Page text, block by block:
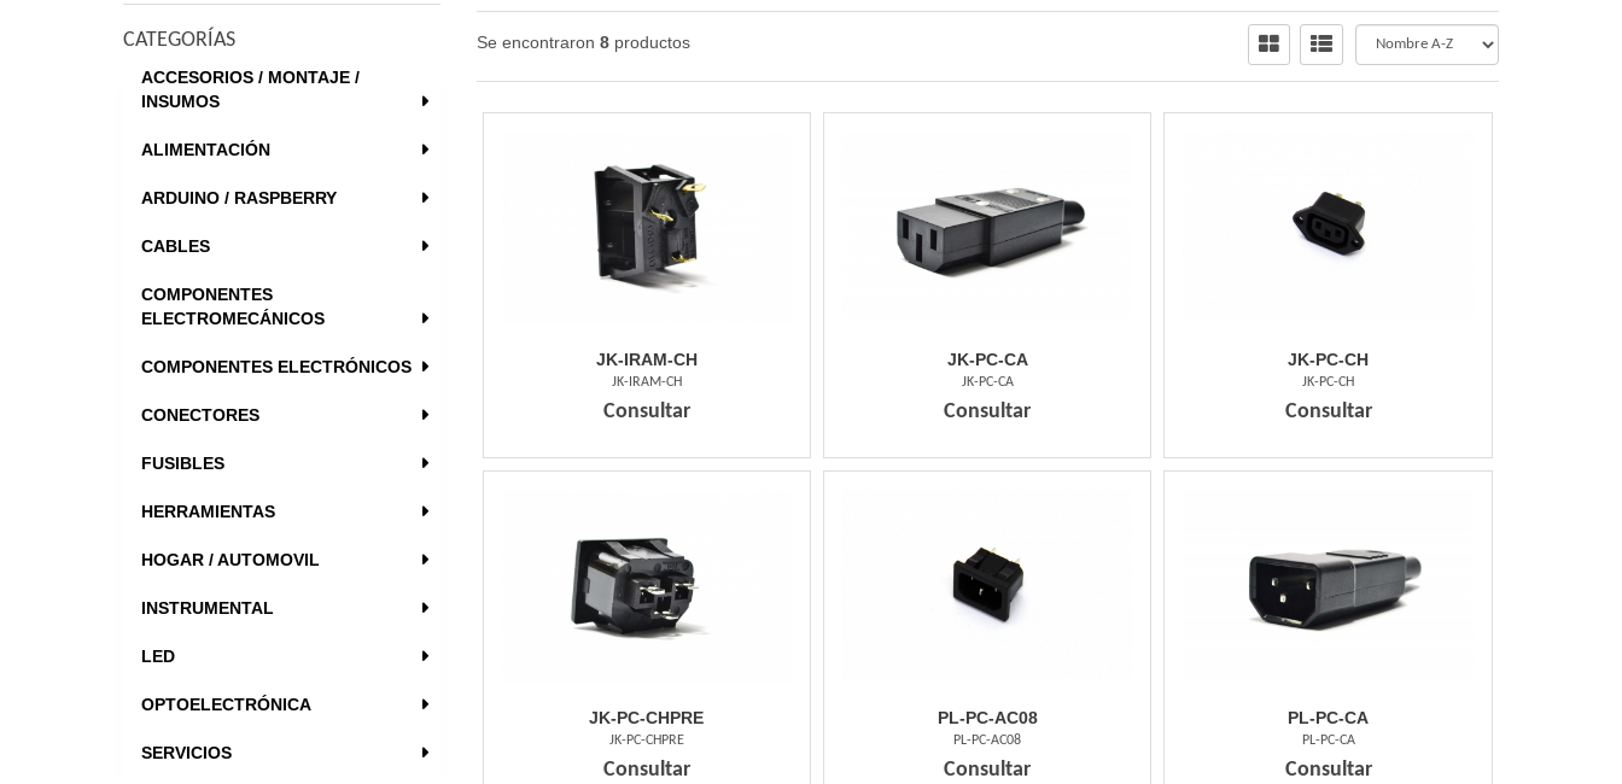
CATEGORÍAS
ACCESORIOS / MONTAJE /
INSUMOS
ALIMENTACIÓN
ARDUINO / RASPBERRY
CABLES
COMPONENTES
ELECTROMECÁNICOS
COMPONENTES ELECTRÓNICOS
CONECTORES
FUSIBLES
HERRAMIENTAS
HOGAR / AUTOMOVIL
INSTRUMENTAL
LED
OPTOELECTRÓNICA
SERVICIOS
Se encontraron 8 productos
JK-IRAM-CH
JK-IRAM-CH
Consultar
JK-PC-CA
JK-PC-CA
Consultar
JK-PC-CH
JK-PC-CH
Consultar
JK-PC-CHPRE
JK-PC-CHPRE
Consultar
PL-PC-AC08
PL-PC-AC08
Consultar
PL-PC-CA
PL-PC-CA
Consultar